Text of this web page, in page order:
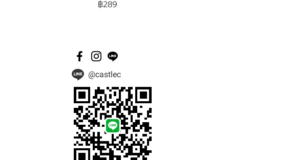
฿289
@castlec